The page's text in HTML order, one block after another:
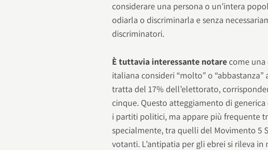
considerare una persona o un’intera
odiarla o discriminarla e senza
discriminatori.
È tuttavia interessante notare come
italiana consideri “molto” o
tratta del 17% dell’elettorato,
cinque. Questo atteggiamento di
i partiti politici, ma appare più frequente
specialmente, tra quelli del Movimento 5
votanti. L’antipatia per gli ebrei si rileva